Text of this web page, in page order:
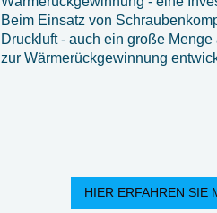
Beim Einsatz von
Druckluft - auch ein große
zur Wärmerückgewinnung
HIER ERFAHREN SIE